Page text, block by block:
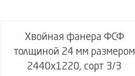
Хвойная фанера ФСФ
толщиной 24 мм размером
2440х1220, сорт 3/3